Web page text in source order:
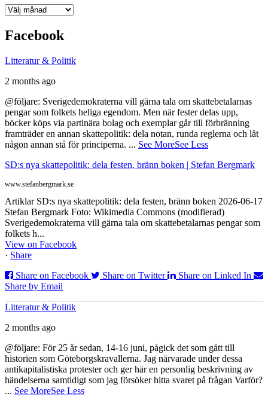
Arkiv
Facebook
Litteratur & Politik
2 months ago
@följare: Sverigedemokraterna vill gärna tala om skattebetalarnas
pengar som folkets heliga egendom. Men när fester delas upp,
böcker köps via partinära bolag och exemplar går till förbränning
framträder en annan skattepolitik: dela notan, runda reglerna och låt
någon annan stå för principerna. ... See MoreSee Less
SD:s nya skattepolitik: dela festen, bränn boken | Stefan Bergmark
www.stefanbergmark.se
Artiklar SD:s nya skattepolitik: dela festen, bränn boken 2026-06-17
Stefan Bergmark Foto: Wikimedia Commons (modifierad)
Sverigedemokraterna vill gärna tala om skattebetalarnas pengar som
folkets h...
View on Facebook
· Share
Share on Facebook
Share on Twitter
Share on Linked In
Share by Email
Litteratur & Politik
2 months ago
@följare: För 25 år sedan, 14-16 juni, pågick det som gått till
historien som Göteborgskravallerna. Jag närvarade under dessa
antikapitalistiska protester och ger här en personlig beskrivning av
händelserna samtidigt som jag försöker hitta svaret på frågan Varför?
... See MoreSee Less